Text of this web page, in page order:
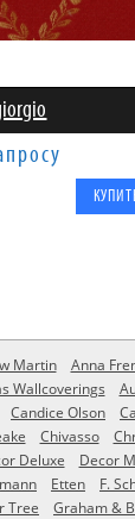
Martin Anna
Wallcoverings
Candice Olson
Chivasso
Deluxe Decor
Etten F.
Tree Graham &